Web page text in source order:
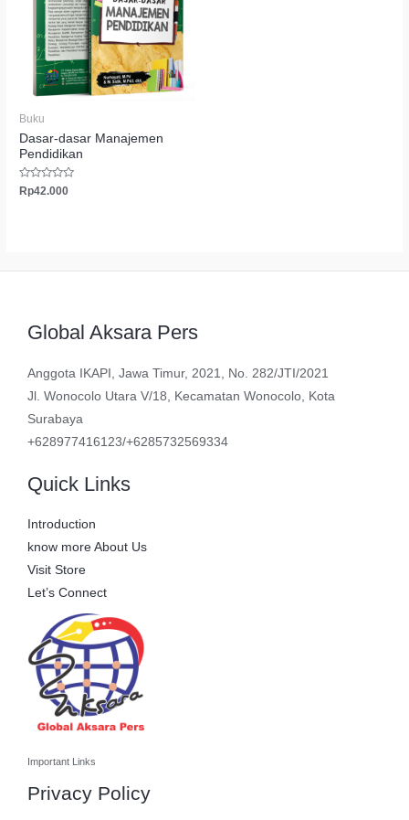
Buku
Dasar-dasar Manajemen
Pendidikan
Dinilai
0
Rp42.000
Global Aksara Pers
Anggota IKAPI, Jawa Timur, 2021, No. 282/JTI/2021
Jl. Wonocolo Utara V/18, Kecamatan Wonocolo, Kota
Surabaya
+628977416123/+6285732569334
Quick Links
Introduction
know more About Us
Visit Store
Let’s Connect
Important Links
Privacy Policy